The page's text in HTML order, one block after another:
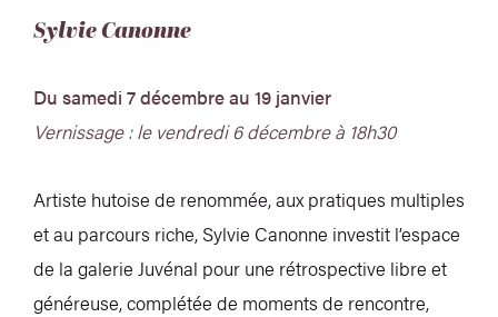
Sylvie Canonne
Du samedi 7 décembre au 19 janvier
Vernissage : le vendredi 6 décembre à 18h30
Artiste hutoise de renommée, aux pratiques multiples
et au parcours riche, Sylvie Canonne investit l’espace
de la galerie Juvénal pour une rétrospective libre et
généreuse, complétée de moments de rencontre,